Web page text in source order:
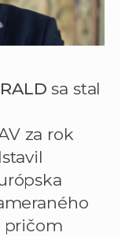
sa stal
za rok
pričom